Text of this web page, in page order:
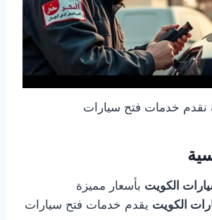
خدمات فتح سيارات
الكويت بأسعار مميزة
الكويت يقدم خدمات فتح سيارات